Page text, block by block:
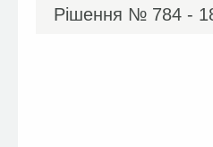
Рішення № 784 -